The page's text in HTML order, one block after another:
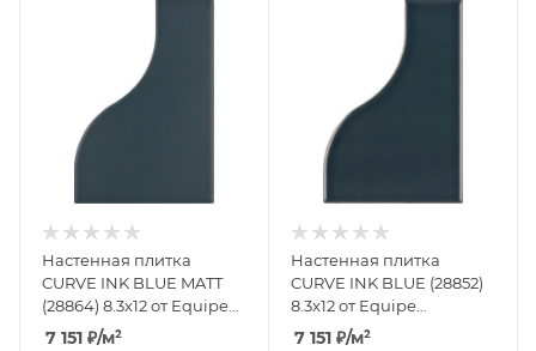
Настенная плитка
CURVE INK BLUE MATT
(28864) 8.3x12 от Equipe
Ceramicas (Испания)
7 151 ₽/м²
Настенная плитка
CURVE INK BLUE (28852)
8.3x12 от Equipe
Ceramicas (Испания)
7 151 ₽/м²